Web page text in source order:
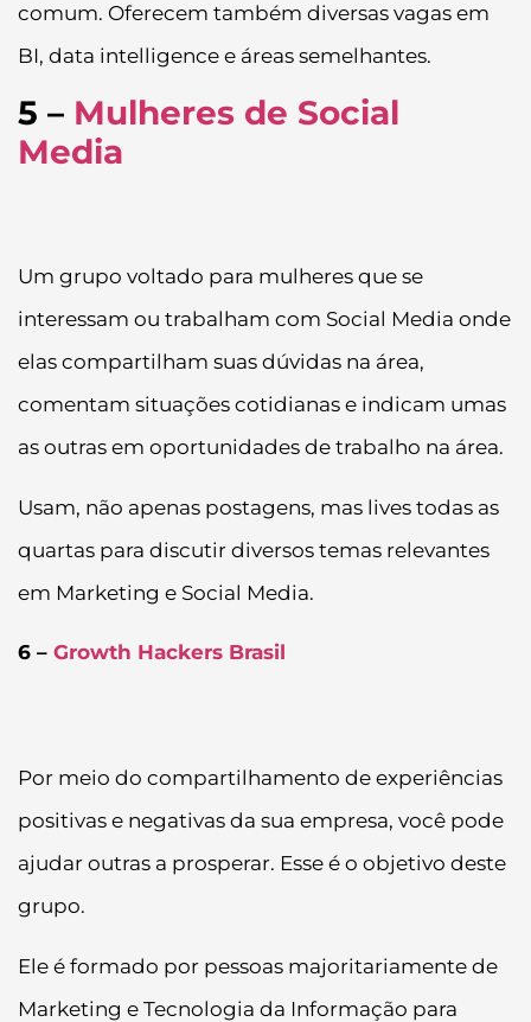
comum. Oferecem também diversas vagas em
BI, data intelligence e áreas semelhantes.
5 – Mulheres de Social
Media
Um grupo voltado para mulheres que se
interessam ou trabalham com Social Media onde
elas compartilham suas dúvidas na área,
comentam situações cotidianas e indicam umas
as outras em oportunidades de trabalho na área.
Usam, não apenas postagens, mas lives todas as
quartas para discutir diversos temas relevantes
em Marketing e Social Media.
6 – Growth Hackers Brasil
Por meio do compartilhamento de experiências
positivas e negativas da sua empresa, você pode
ajudar outras a prosperar. Esse é o objetivo deste
grupo.
Ele é formado por pessoas majoritariamente de
Marketing e Tecnologia da Informação para